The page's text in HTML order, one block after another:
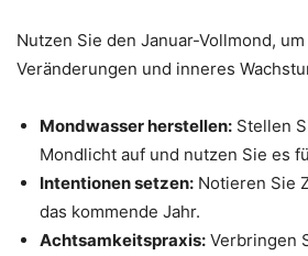
Nutzen Sie den Januar-Vollmond,
Veränderungen und inneres
Mondwasser herstellen: Stellen
Mondlicht auf und nutzen Sie es
Intentionen setzen: Notieren Sie
das kommende Jahr.
Achtsamkeitspraxis: Verbringen